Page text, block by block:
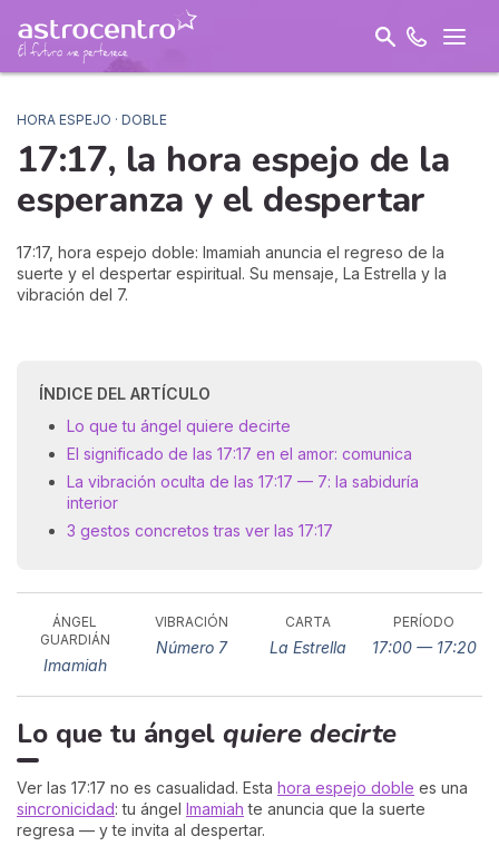
HORA ESPEJO · DOBLE
17:17, la hora espejo de la
esperanza y el despertar
17:17, hora espejo doble: Imamiah anuncia el regreso de la
suerte y el despertar espiritual. Su mensaje, La Estrella y la
vibración del 7.
ÍNDICE DEL ARTÍCULO
Lo que tu ángel quiere decirte
El significado de las 17:17 en el amor: comunica
La vibración oculta de las 17:17 — 7: la sabiduría
interior
3 gestos concretos tras ver las 17:17
ÁNGEL
GUARDIÁN
Imamiah
VIBRACIÓN
Número 7
CARTA
La Estrella
PERÍODO
17:00 — 17:20
Lo que tu ángel quiere decirte
Ver las 17:17 no es casualidad. Esta hora espejo doble es una
sincronicidad: tu ángel Imamiah te anuncia que la suerte
regresa — y te invita al despertar.